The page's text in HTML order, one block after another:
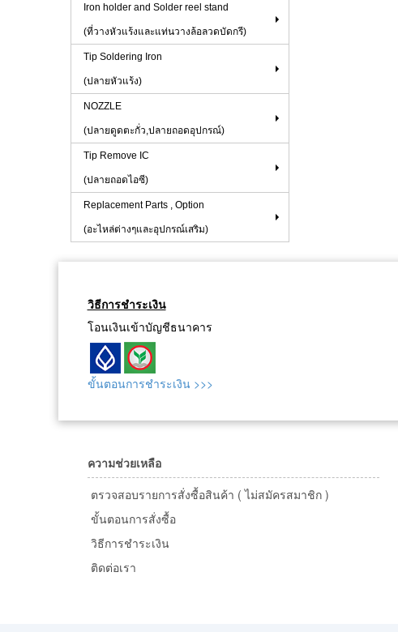
Iron holder and Solder reel stand
(ที่วางหัวแร้งและแท่นวางล้อลวดบัดกรี)
Tip Soldering Iron
(ปลายหัวแร้ง)
NOZZLE
(ปลายดูดตะกั่ว,ปลายถอดอุปกรณ์)
Tip Remove IC
(ปลายถอดไอซี)
Replacement Parts , Option
(อะไหล่ต่างๆและอุปกรณ์เสริม)
วิธีการชำระเงิน
โอนเงินเข้าบัญชีธนาคาร
ขั้นตอนการชำระเงิน >>>
ความช่วยเหลือ
ตรวจสอบรายการสั่งซื้อสินค้า ( ไม่สมัครสมาชิก )
ขั้นตอนการสั่งซื้อ
วิธีการชำระเงิน
ติดต่อเรา